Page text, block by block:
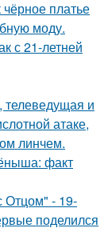
платье
моду.
с 21-летней
телеведущая и
атаке,
линчем.
факт
Отцом" - 19-
поделился